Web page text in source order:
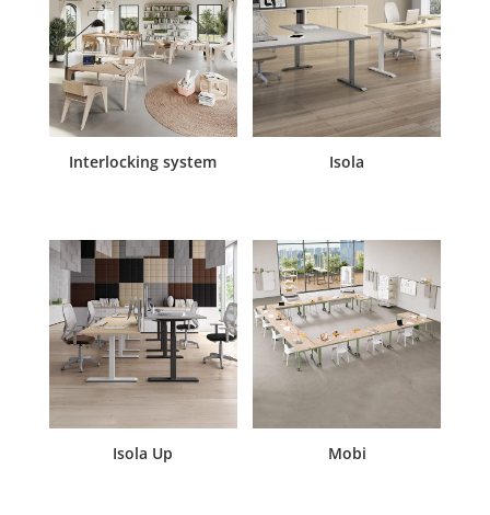
Interlocking system Isola
Isola Up Mobi